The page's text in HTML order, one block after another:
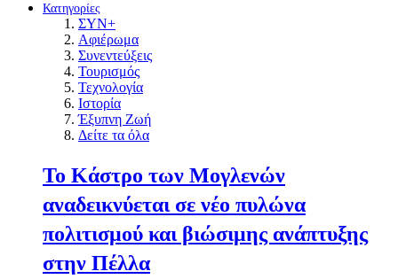
Κατηγορίες
ΣΥΝ+
Αφιέρωμα
Συνεντεύξεις
Τουρισμός
Τεχνολογία
Ιστορία
Έξυπνη Ζωή
Δείτε τα όλα
Το Κάστρο των Μογλενών
αναδεικνύεται σε νέο πυλώνα
πολιτισμού και βιώσιμης ανάπτυξης
στην Πέλλα